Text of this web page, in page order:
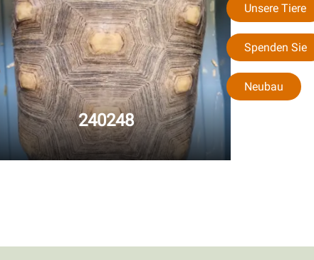
Unsere Tiere
Spenden Sie
Neubau
240248